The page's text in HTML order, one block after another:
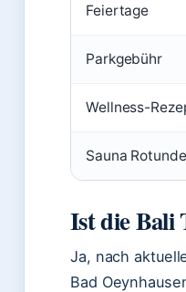
Feiertage
Parkgebühr
Wellness-
Sauna
Ist die Bali
Ja, nach
Bad